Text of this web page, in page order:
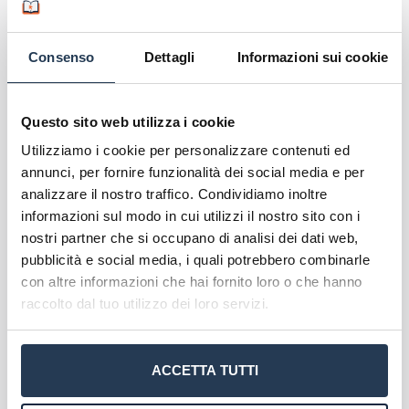
Consenso Dettagli Informazioni sui cookie
Questo sito web utilizza i cookie
Utilizziamo i cookie per personalizzare contenuti ed
annunci, per fornire funzionalità dei social media e per
analizzare il nostro traffico. Condividiamo inoltre
informazioni sul modo in cui utilizzi il nostro sito con i
nostri partner che si occupano di analisi dei dati web,
pubblicità e social media, i quali potrebbero combinarle
con altre informazioni che hai fornito loro o che hanno
raccolto dal tuo utilizzo dei loro servizi.
ACCETTA TUTTI
attivamente all’inclusione e alla sensibilizzazione.
Lavoro e disabilità: Il disability job supporter
(DJS) ha catturato la mia attenzione. Mi
piacerebbe dunque ricevere info di dettaglio
riguardo struttura del corso - offerta formativa
- calendario lezioni seminari e laboratori Nel
ringraziare per l'attenzione ed il tempo
dedicato, rimango dunque disponibile per
aggiornamenti Distinti Saluti, Eleonora Latini
Eleonora 2 Marzo 2025 Rispondi
Contatta subito i nostri orientatori
compilando il form presente in questa
dettagliate sul master Lavoro e disabilità di